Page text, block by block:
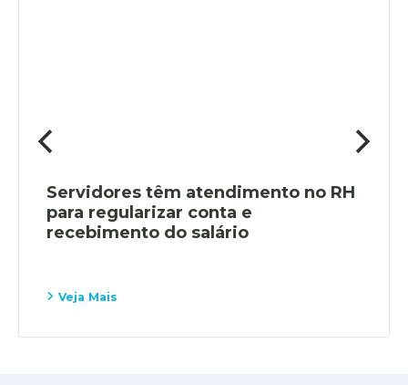
Servidores têm atendimento no RH
para regularizar conta e
recebimento do salário
Veja Mais